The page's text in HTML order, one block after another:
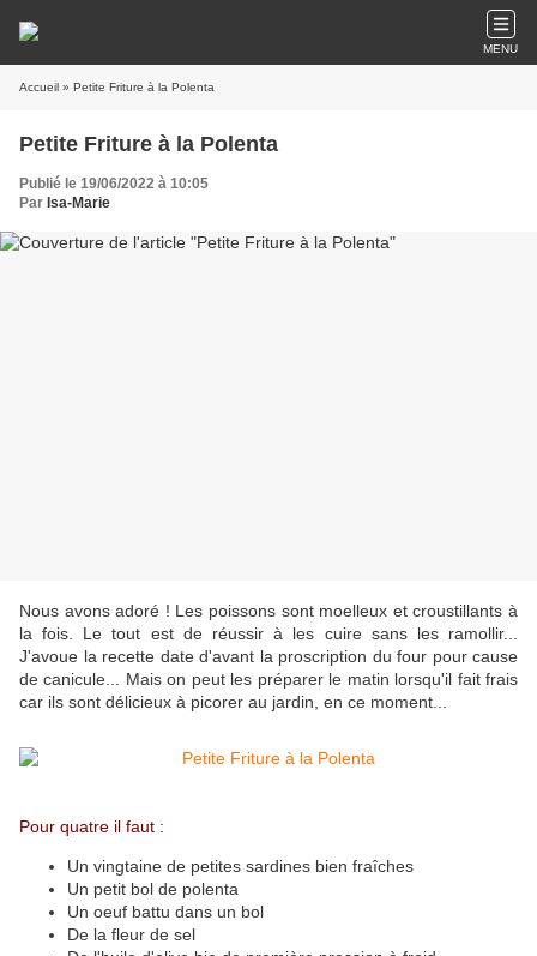
MENU
Accueil » Petite Friture à la Polenta
Petite Friture à la Polenta
Publié le 19/06/2022 à 10:05
Par Isa-Marie
Nous avons adoré ! Les poissons sont moelleux et croustillants à
la fois. Le tout est de réussir à les cuire sans les ramollir...
J'avoue la recette date d'avant la proscription du four pour cause
de canicule... Mais on peut les préparer le matin lorsqu'il fait frais
car ils sont délicieux à picorer au jardin, en ce moment...
Pour quatre il faut :
Un vingtaine de petites sardines bien fraîches
Un petit bol de polenta
Un oeuf battu dans un bol
De la fleur de sel